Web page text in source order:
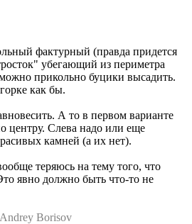
фактурный (правда придется
убегающий из периметра
прикольно буцики высадить.
как бы.
А то в первом варианте
центру. Слева надо или еще
камней (а их нет).
теряюсь на тему того, что
явно должно быть что-то не
Borisov